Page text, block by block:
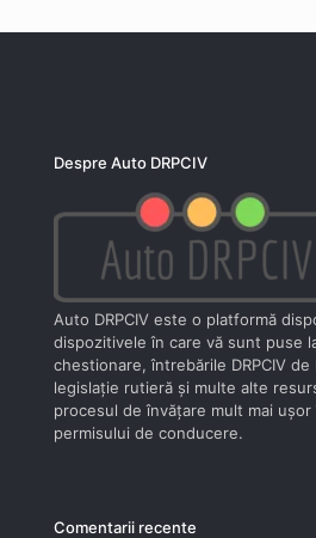
Despre Auto DRPCIV
Auto DRPCIV este o platformă
dispozitivele în care vă sunt puse
chestionare, întrebările DRPCIV
legislaţie rutieră şi multe alte
procesul de învăţare mult mai
permisului de conducere.
Comentarii recente